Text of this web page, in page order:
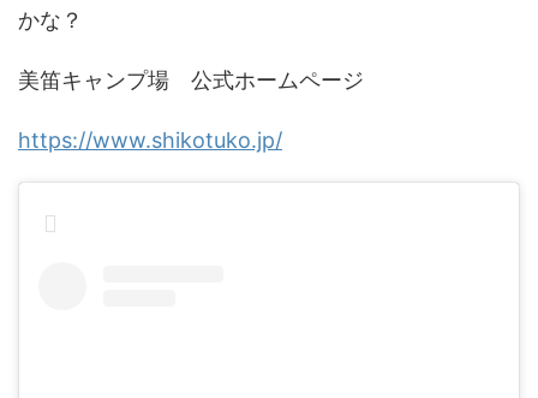
かな？
美笛キャンプ場 公式ホームページ
https://www.shikotuko.jp/